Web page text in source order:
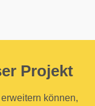
Projekt
können,